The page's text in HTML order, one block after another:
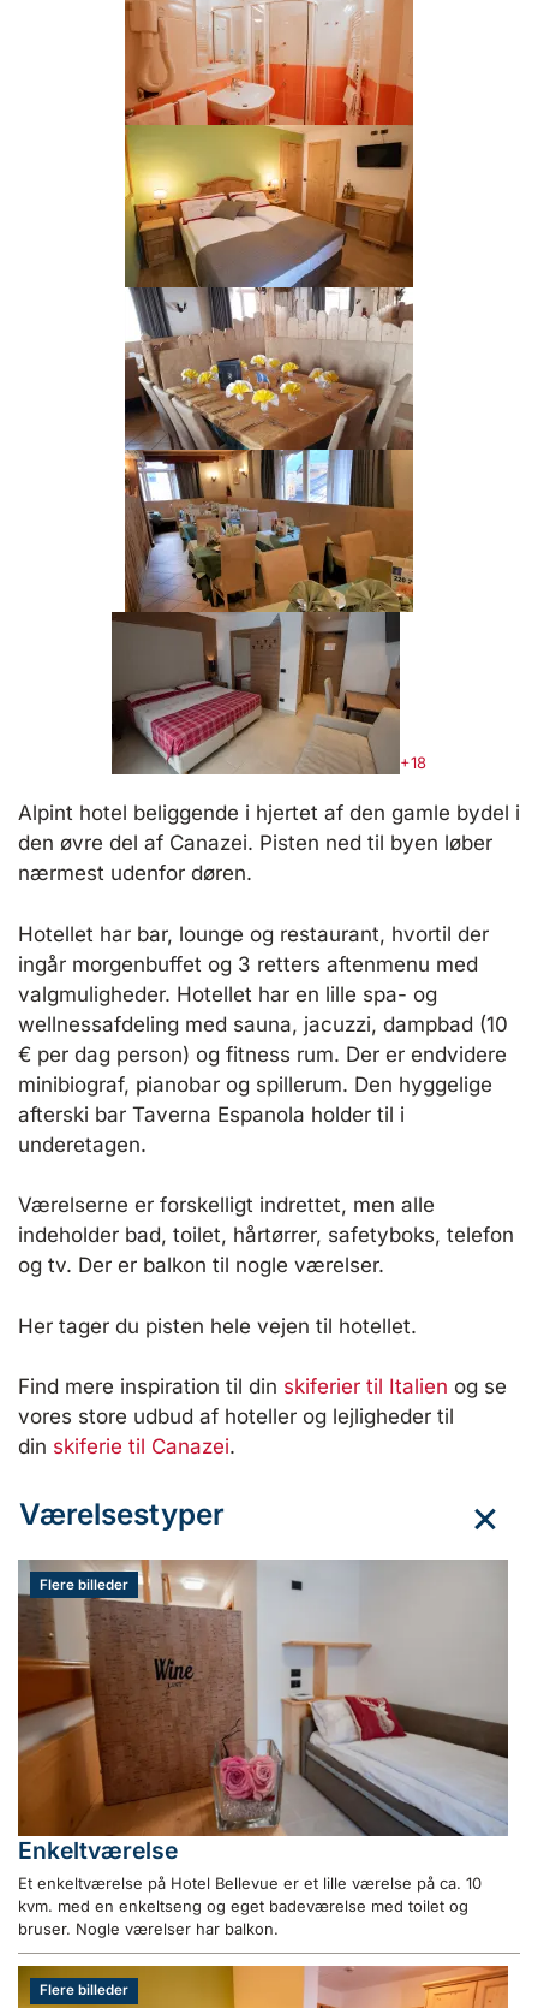
+18
Alpint hotel beliggende i hjertet af den gamle bydel i
den øvre del af Canazei. Pisten ned til byen løber
nærmest udenfor døren.
Hotellet har bar, lounge og restaurant, hvortil der
ingår morgenbuffet og 3 retters aftenmenu med
valgmuligheder. Hotellet har en lille spa- og
wellnessafdeling med sauna, jacuzzi, dampbad (10
€ per dag person) og fitness rum. Der er endvidere
minibiograf, pianobar og spillerum. Den hyggelige
afterski bar Taverna Espanola holder til i
underetagen.
Værelserne er forskelligt indrettet, men alle
indeholder bad, toilet, hårtørrer, safetyboks, telefon
og tv. Der er balkon til nogle værelser.
Her tager du pisten hele vejen til hotellet.
Find mere inspiration til din skiferier til Italien og se
vores store udbud af hoteller og lejligheder til
din skiferie til Canazei.
Værelsestyper
Flere billeder
Enkeltværelse
Et enkeltværelse på Hotel Bellevue er et lille værelse på ca. 10
kvm. med en enkeltseng og eget badeværelse med toilet og
bruser. Nogle værelser har balkon.
Flere billeder